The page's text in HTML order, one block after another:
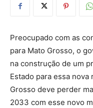
Preocupado com as
para Mato Grosso, o
na construção de um
Estado para essa
Grosso deve perder
2033 com esse novo